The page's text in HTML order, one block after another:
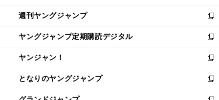
開
く
ウ
で
開
く
ン
ド
ウ
で
開
く
ウ
ィ
ン
ド
ウ
で
開
く
週刊ヤングジャンプ
新
し
い
ウ
ィ
ン
ド
ウ
ヤングジャンプ定期購読デジタル
新
し
い
ウ
ィ
ン
ヤンジャン！
新
し
い
ウ
となりのヤングジャンプ
新
し